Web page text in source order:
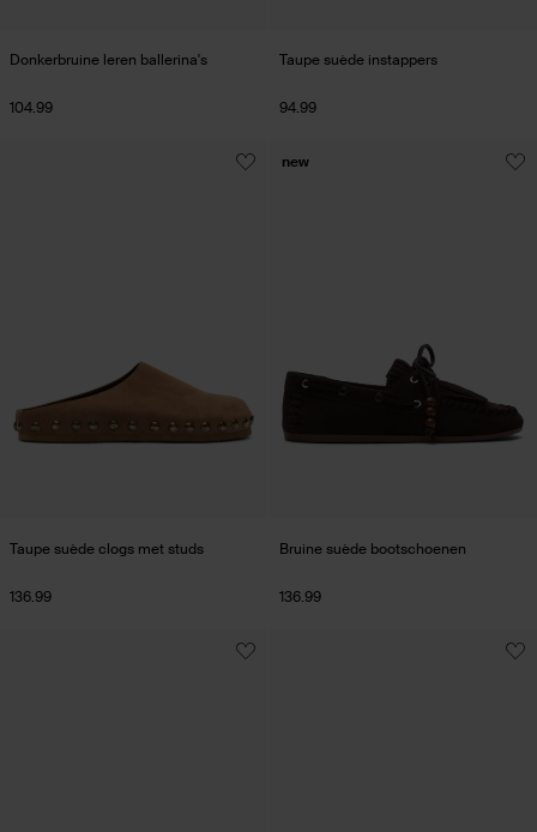
Donkerbruine leren ballerina's
104.99
Taupe suède instappers
94.99
Taupe suède clogs met studs
136.99
Bruine suède bootschoenen
136.99
new